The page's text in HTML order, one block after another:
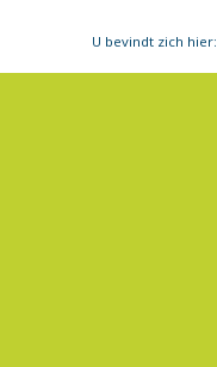
U bevindt zich hier: